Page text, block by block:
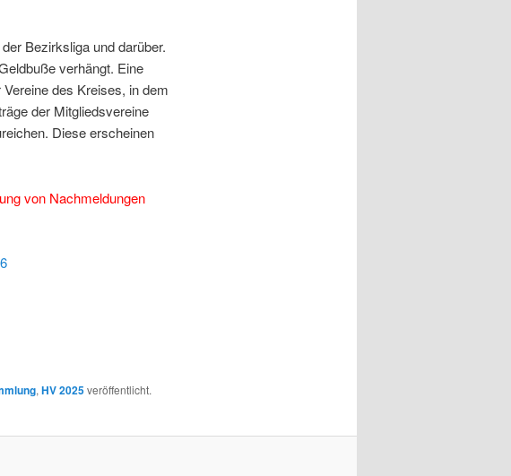
Bezirksliga und darüber.
verhängt. Eine
des Kreises, in dem
der Mitgliedsvereine
Diese erscheinen
von Nachmeldungen
, HV 2025veröffentlicht.